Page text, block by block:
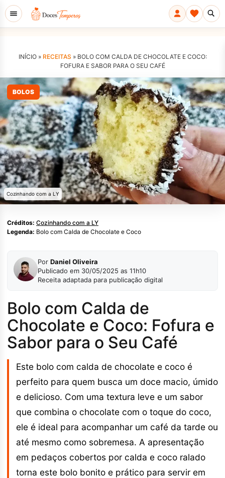
INÍCIO » RECEITAS » BOLO COM CALDA DE CHOCOLATE E COCO:
FOFURA E SABOR PARA O SEU CAFÉ
BOLOS
Cozinhando com a LY
Créditos: Cozinhando com a LY
Legenda: Bolo com Calda de Chocolate e Coco
Por Daniel Oliveira
Publicado em 30/05/2025 as 11h10
Receita adaptada para publicação digital
Bolo com Calda de
Chocolate e Coco: Fofura e
Sabor para o Seu Café
Este bolo com calda de chocolate e coco é
perfeito para quem busca um doce macio, úmido
e delicioso. Com uma textura leve e um sabor
que combina o chocolate com o toque do coco,
ele é ideal para acompanhar um café da tarde ou
até mesmo como sobremesa. A apresentação
em pedaços cobertos por calda e coco ralado
torna este bolo bonito e prático para servir em